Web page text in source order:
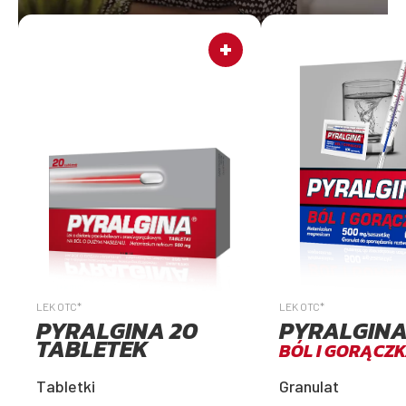
LEK OTC*
PYRALGINA 20
TABLETEK
Tabletki
LEK OTC*
BÓL I
Granulat